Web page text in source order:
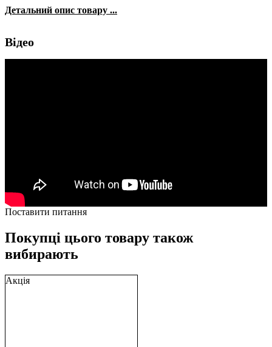
Детальний опис товару ...
Відео
Поставити питання
Покупці цього товару також
вибирають
Акція